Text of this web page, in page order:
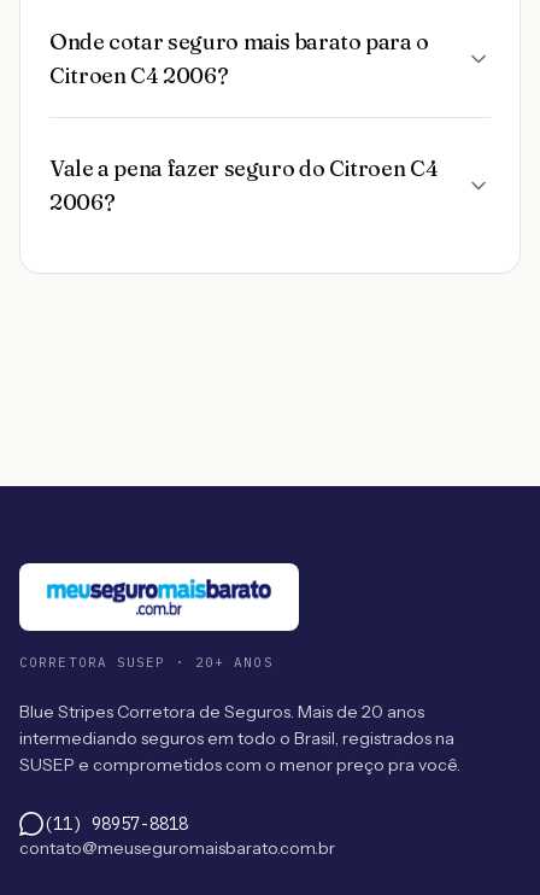
Onde cotar seguro mais barato para o
Citroen C4 2006?
Vale a pena fazer seguro do Citroen C4
2006?
CORRETORA SUSEP · 20+ ANOS
Blue Stripes Corretora de Seguros. Mais de 20 anos
intermediando seguros em todo o Brasil, registrados na
SUSEP e comprometidos com o menor preço pra você.
(11) 98957-8818
contato@meuseguromaisbarato.com.br